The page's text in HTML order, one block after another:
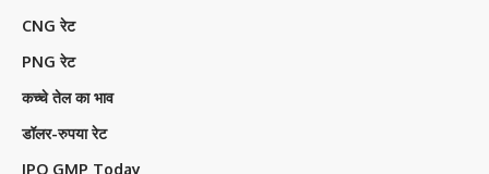
CNG रेट
PNG रेट
कच्चे तेल का भाव
डॉलर-रुपया रेट
IPO GMP Today